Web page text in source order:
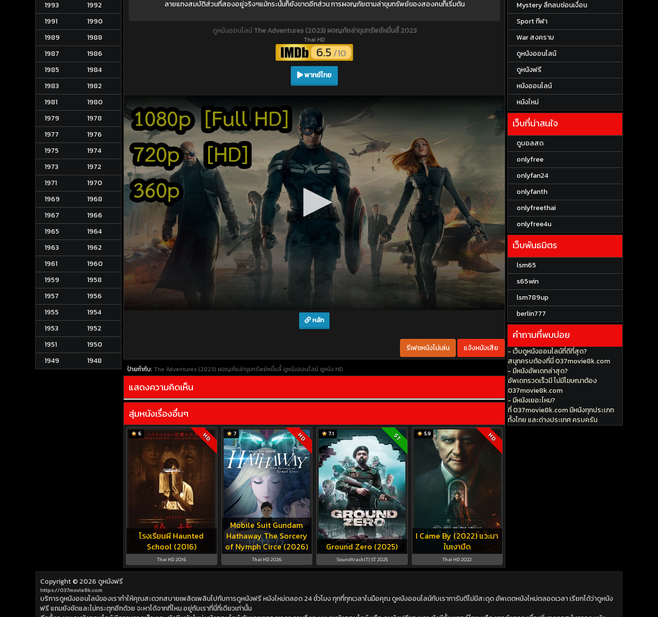
1993
1992
1991
1990
1989
1988
1987
1986
1985
1984
1983
1982
1981
1980
1979
1978
1977
1976
1975
1974
1973
1972
1971
1970
1969
1968
1967
1966
1965
1964
1963
1962
1961
1960
1959
1958
1957
1956
1955
1954
1953
1952
1951
1950
1949
1948
ลายแทงสมบัติส่วนที่สองอยู่จริงๆแม้กระนั้นก็ยังขาดอีกส่วน การผจญภัยตามล่าขุมทรัพย์ของสองคนก็เริ่มต้น
ดูหนังออนไลน์The Adventures (2023) ผจญภัยล่าขุมทรัพย์หมื่นลี้ 2023
Thai HD
6.5 /10
พากย์ไทย
หลัก
รีเฟชหนังไม่เล่น แจ้งหนังเสีย
ป้ายกำกับ: The Adventures (2023) ผจญภัยล่าขุมทรัพย์หมื่นลี้ ดูหนังออนไลน์ ดูหนัง HD
แสดงความคิดเห็น
สุ่มหนังเรื่องอื่นๆ
โรงเรียนผี Haunted
School (2016)
6 HD
Thai HD 2016
Mobile Suit Gundam
Hathaway The Sorcery
of Nymph Circe (2026)
7 HD
Thai HD 2026
Ground Zero (2025)
7.1 ST
Soundtrack(T) ST 2025
I Came By (2022) แวะมา
ในเงามืด
5.9 HD
Thai HD 2022
Mystery ลึกลบซ่อนเงื่อน
Sport กีฬา
War สงคราม
ดูหนังออนไลน์
ดูหนังฟรี
หนังออนไลน์
หนังใหม่
เว็บที่น่าสนใจ
ดูบอลสด
onlyfree
onlyfan24
onlyfanth
onlyfreethai
onlyfree4u
เว็บพันธมิตร
lsm65
s65win
lsm789up
berlin777
คำถามที่พบบ่อย
- เว็บดูหนังออนไลน์ที่ดีที่สุด?
สนุกครบต้องที่นี่ 037movie8k.com
- มีหนังอัพเดทล่าสุด?
อัพเดทรวดเร็วมี ไม่มีโฆษณาต้อง
037movie8k.com
- มีหนังเยอะไหม?
ที่ 037movie8k.com มีหนังทุกประเภท
ทั้งไทย และต่างประเทศ ครบครัน
Copyright © 2026 ดูหนังฟรี
https://037movie8k.com
บริการดูหนังออนไลน์ของเราทำให้คุณสะดวกสบายเพลิดเพลินไปกับการดูหนังฟรี หนังใหม่ตลอด 24 ชั่วโมง ทุกที่ทุกเวลาในมือคุณ ดูหนังออนไลน์กับเราการันตีไม่มีสะดุด อัพเดตหนังใหม่ตลอดเวลา เรียกได้ว่าดูหนัง
ฟรี แถมยังชัดและไม่กระตุกอีกด้วย จะหาได้จากที่ไหน อยู่กับเราที่นี่ที่เดียวเท่านั้น